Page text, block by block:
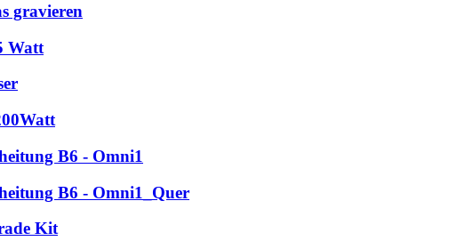
gravieren
Watt
B6 - Omni1
B6 - Omni1_Quer
Kit